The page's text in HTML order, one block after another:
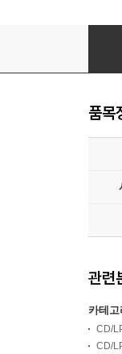
국
품목
관련
카테
CD/
CD/